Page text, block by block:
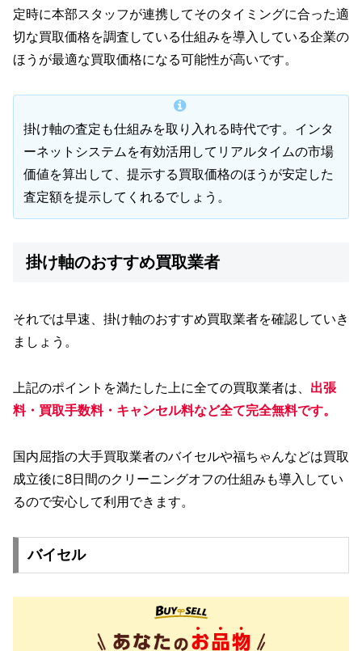
定時に本部スタッフが連携してそのタイミングに合った適
切な買取価格を調査している仕組みを導入している企業の
ほうが最適な買取価格になる可能性が高いです。
掛け軸の査定も仕組みを取り入れる時代です。インタ
ーネットシステムを有効活用してリアルタイムの市場
価値を算出して、提示する買取価格のほうが安定した
査定額を提示してくれるでしょう。
掛け軸のおすすめ買取業者
それでは早速、掛け軸のおすすめ買取業者を確認していき
ましょう。
上記のポイントを満たした上に全ての買取業者は、 出張
料・買取手数料・キャンセル料など全て完全無料です。
国内屈指の大手買取業者のバイセルや福ちゃんなどは買取
成立後に8日間のクリーニングオフの仕組みも導入してい
るので安心して利用できます。
バイセル